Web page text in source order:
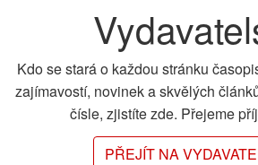
Kdo se stará o každou stránku
zajímavostí, novinek a skvělých
čísle, zjistíte zde. Přejeme
PŘEJÍT NA